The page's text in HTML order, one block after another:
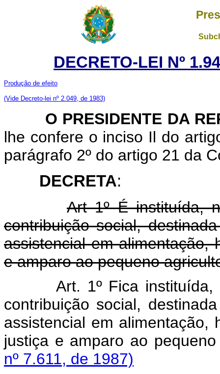
DECRETO-LEI Nº
Produção de efeito
(Vide Decreto-lei nº 2.049, de 1983)
O PRESIDENTE DA
lhe confere o inciso Il do
parágrafo 2º do artigo 21 da
DECRETA:
Art 1º É instituída,
contribuição social,
assistencial em alimentação,
e amparo ao pequeno
Art. 1º Fica
contribuição social,
assistencial em alimentação,
justiça e amparo ao
nº 7.611, de 1987)